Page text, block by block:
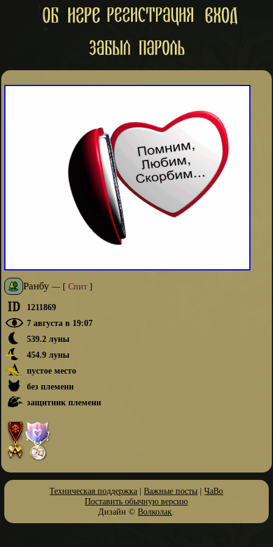
Ранбу— [ Спит]
1211869
7 августа в 19:07
539.2 луны
454.9 луны
пустое место
без племени
защитник племени
Техническая поддержка |Важные посты |ЧаВо
Поставить обычную версию
Дизайн ©Волколак